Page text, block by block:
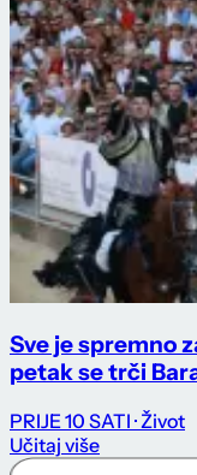
Sve je spremno
petak se trči
PRIJE 10 SATI · Život
Učitaj više